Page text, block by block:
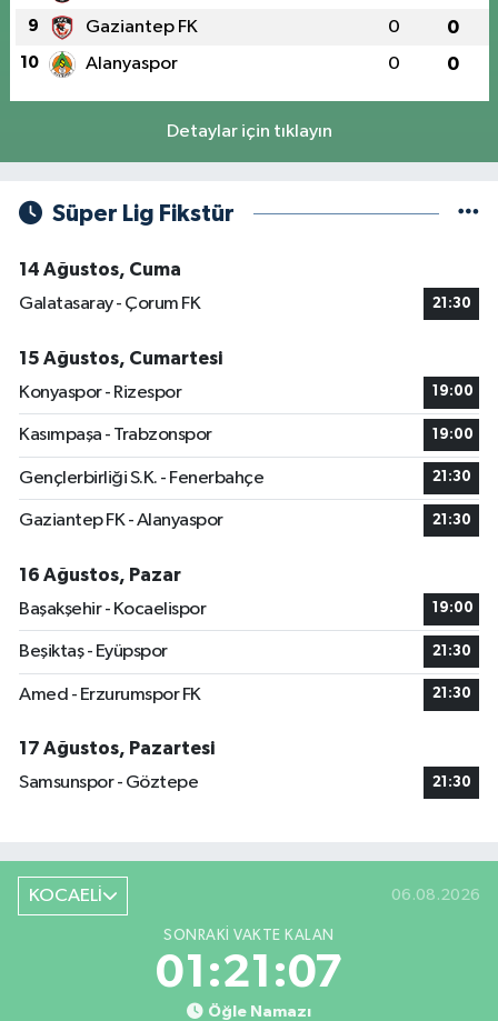
9 Gaziantep FK 0 0
10 Alanyaspor 0 0
Detaylar için tıklayın
Süper Lig Fikstür
14 Ağustos, Cuma
Galatasaray - Çorum FK
21:30
15 Ağustos, Cumartesi
Konyaspor - Rizespor
19:00
Kasımpaşa - Trabzonspor 19:00
Gençlerbirliği S.K. - Fenerbahçe 21:30
Gaziantep FK - Alanyaspor 21:30
16 Ağustos, Pazar
Başakşehir - Kocaelispor
19:00
Beşiktaş - Eyüpspor 21:30
Amed - Erzurumspor FK 21:30
17 Ağustos, Pazartesi
Samsunspor - Göztepe
21:30
KOCAELİ 06.08.2026
SONRAKI VAKTE KALAN
01:21:07
Öğle Namazı